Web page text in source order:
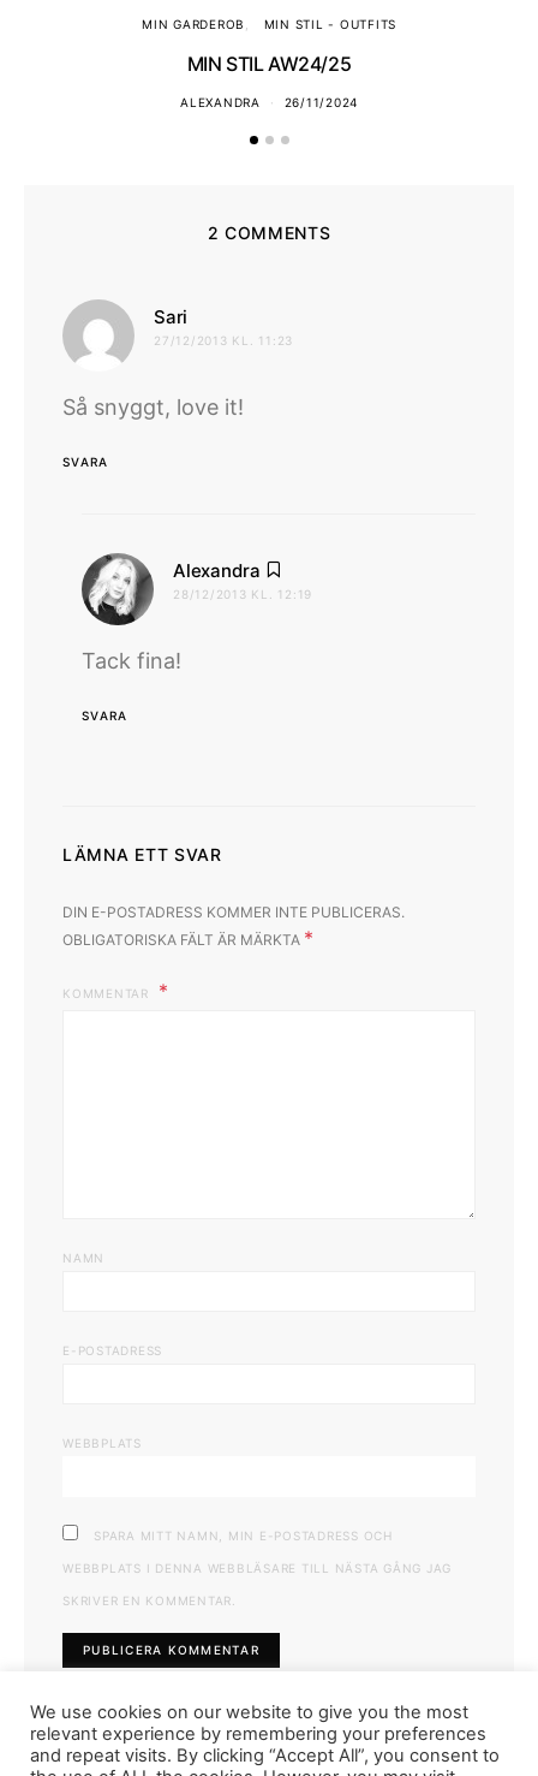
MIN GARDEROB MIN STIL - OUTFITS
MIN STIL AW24/25
ALEXANDRA 26/11/2024
2 COMMENTS
Sari
27/12/2013 KL. 11:23
Så snyggt, love it!
SVARA
Alexandra
28/12/2013 KL. 12:19
Tack fina!
SVARA
LÄMNA ETT SVAR
DIN E-POSTADRESS KOMMER INTE PUBLICERAS.
OBLIGATORISKA FÄLT ÄR MÄRKTA *
KOMMENTAR
NAMN
E-POSTADRESS
WEBBPLATS
SPARA MITT NAMN, MIN E-POSTADRESS OCH
WEBBPLATS I DENNA WEBBLÄSARE TILL NÄSTA GÅNG JAG
SKRIVER EN KOMMENTAR.
We use cookies on our website to give you the most
relevant experience by remembering your preferences
and repeat visits. By clicking “Accept All”, you consent to